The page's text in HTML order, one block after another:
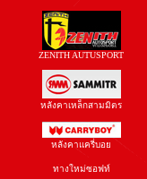
ZENITH AUTUSPORT
หลังคาเหล็กสามมิตร
หลังคาแครี่บอย
ทางใหม่ซอฟท์